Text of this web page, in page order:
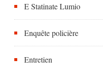
E Statinate Lumio
Enquête policière
Entretien